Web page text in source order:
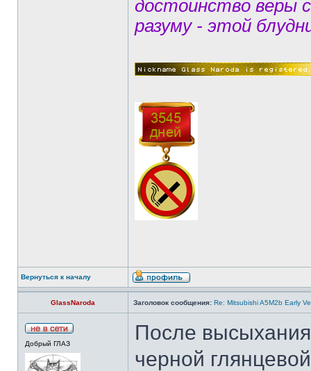
достоинство веры
разуму - этой
Вернуться к началу
GlassNaroda Заголовок сообщения: Re: Mitsubishi A5M2b Early
Добрый ГЛАЗ
После
черной